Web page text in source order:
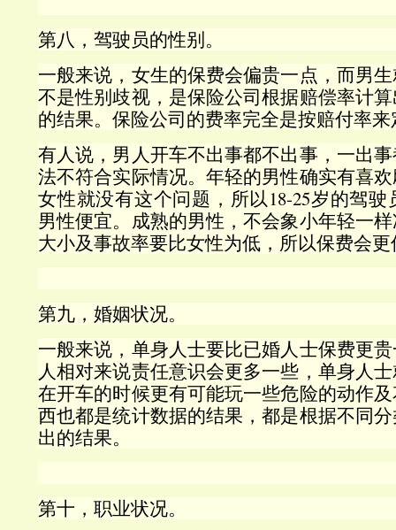
第八，驾驶员的性别。
一般来说，女生的保费会偏贵一点，而男
不是性别歧视，是保险公司根据赔偿率计
的结果。保险公司的费率完全是按赔付率
有人说，男人开车不出事都不出事，一出
法不符合实际情况。年轻的男性确实有喜
女性就没有这个问题，所以18-25岁的驾
男性便宜。成熟的男性，不会象小年轻一
大小及事故率要比女性为低，所以保费会
第九，婚姻状况。
一般来说，单身人士要比已婚人士保费更
人相对来说责任意识会更多一些，单身人
在开车的时候更有可能玩一些危险的动作
西也都是统计数据的结果，都是根据不同
出的结果。
第十，职业状况。